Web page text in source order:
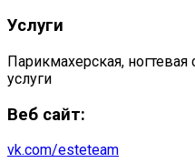
Услуги
Парикмахерская,
услуги
Веб сайт:
vk.com/esteteam